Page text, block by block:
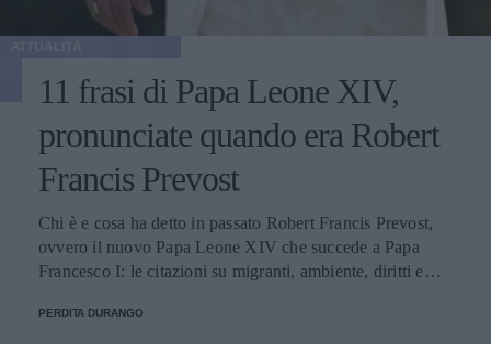
11 frasi di Papa Leone XIV,
pronunciate quando era Robert
Francis Prevost
Chi è e cosa ha detto in passato Robert Francis Prevost,
ovvero il nuovo Papa Leone XIV che succede a Papa
Francesco I: le citazioni su migranti, ambiente, diritti e
PERDITA DURANGO